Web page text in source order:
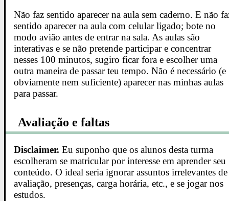
Não faz sentido aparecer na aula sem caderno. E não
sentido aparecer na aula com celular ligado; bote no
modo avião antes de entrar na sala. As aulas são
interativas e se não pretende participar e concentrar
nesses 100 minutos, sugiro ficar fora e escolher uma
outra maneira de passar teu tempo. Não é necessário (e
obviamente nem suficiente) aparecer nas minhas aulas
para passar.
Avaliação e faltas
Disclaimer. Eu suponho que os alunos desta turma
escolheram se matricular por interesse em aprender seu
conteúdo. O ideal seria ignorar assuntos irrelevantes de
avaliação, presenças, carga horária, etc., e se jogar nos
estudos.